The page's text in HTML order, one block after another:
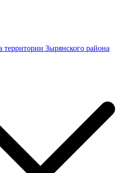
Зырянского района